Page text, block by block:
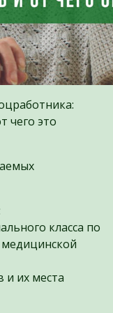
чего это
класса по
и их места